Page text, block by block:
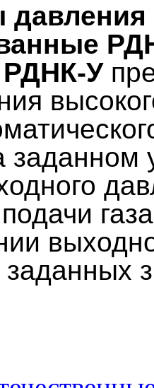
давления
РДНК-У
заданном